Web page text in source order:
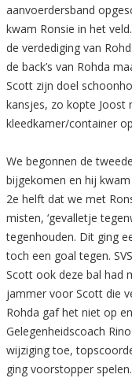
aanvoerdersband
kwam Ronsie in het
de verdediging van
de back’s van Rohda
Scott zijn doel
kansjes, zo kopte Joost
kleedkamer/container
We begonnen de
bijgekomen en hij
2e helft dat we met
misten, ‘gevalletje
tegenhouden. Dit ging
toch een goal tegen.
Scott ook deze bal had
jammer voor Scott die
Rohda gaf het niet op
Gelegenheidscoach
wijziging toe,
ging voorstopper